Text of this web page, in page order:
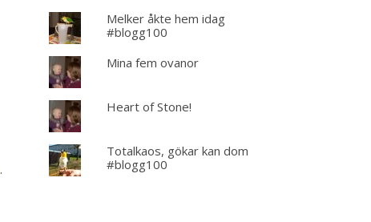
.
Melker åkte hem idag
#blogg100
Mina fem ovanor
Heart of Stone!
Totalkaos, gökar kan dom
#blogg100